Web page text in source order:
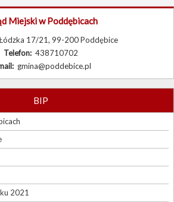
Miejski w Poddębicach
17/21, 99-200 Poddębice
Telefon: 438710702
gmina@poddebice.pl
BIP
2021